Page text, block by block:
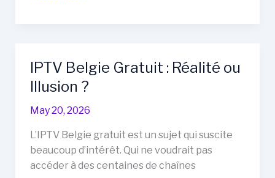
Ce
Que
Devez
Savoir
Avant
de
IPTV Belgie Gratuit : Réalité ou
Illusion ?
May 20, 2026
L’IPTV Belgie gratuit est un sujet qui suscite
beaucoup d’intérêt. Qui ne voudrait pas
accéder à des centaines de chaînes